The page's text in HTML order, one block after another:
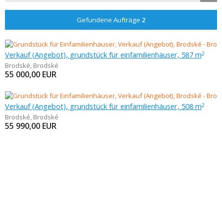
Gefundene Aufträge 2
Verkauf (Angebot), grundstück für einfamilienhäuser, 587 m2
Brodské, Brodské
55 000,00 EUR
Verkauf (Angebot), grundstück für einfamilienhäuser, 508 m2
Brodské, Brodské
55 990,00 EUR